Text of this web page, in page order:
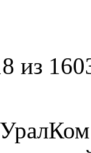
из